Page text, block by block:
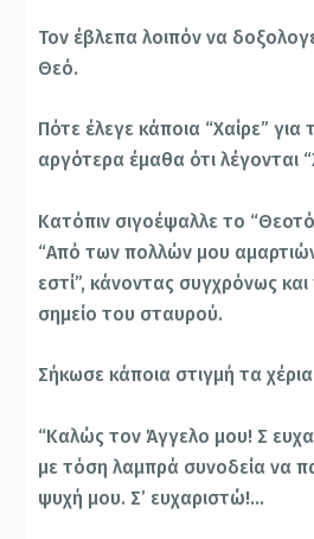
Τον έβλεπα λοιπόν να
Θεό.
Πότε έλεγε κάποια “Χαίρε”
αργότερα έμαθα ότι λέγονται
Κατόπιν σιγοέψαλλε το
“Από των πολλών μου
εστί”, κάνοντας συγχρόνως
σημείο του σταυρού.
Σήκωσε κάποια στιγμή τα χέρια
“Καλώς τον Άγγελο μου! Σ
με τόση λαμπρά συνοδεία να
ψυχή μου. Σ’ ευχαριστώ!…